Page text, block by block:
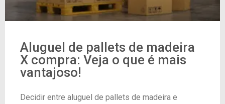
Aluguel de pallets de madeira
X compra: Veja o que é mais
vantajoso!
Decidir entre aluguel de pallets de madeira e